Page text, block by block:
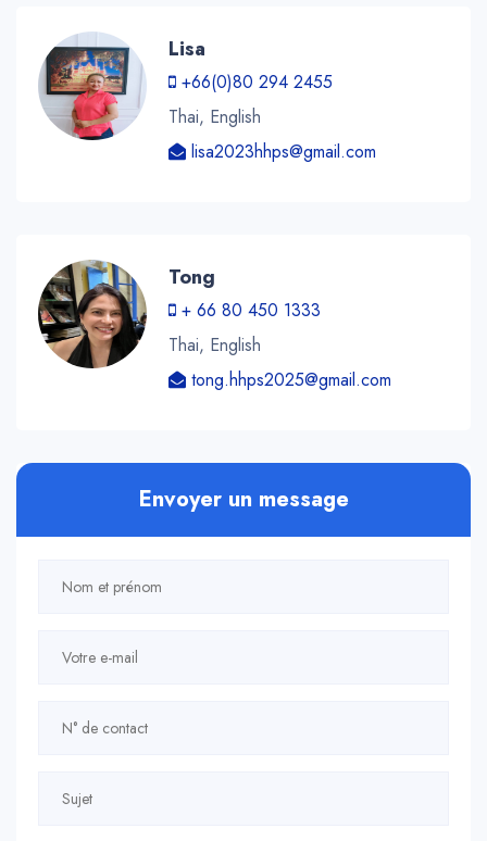
Lisa
+66(0)80 294 2455
Thai, English
lisa2023hhps@gmail.com
Tong
+ 66 80 450 1333
Thai, English
tong.hhps2025@gmail.com
Envoyer un message